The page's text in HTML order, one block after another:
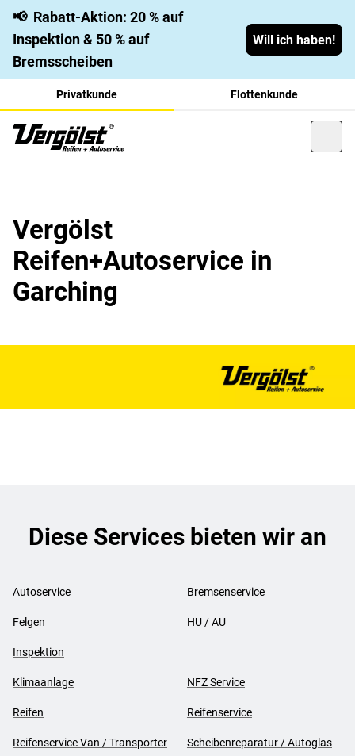
📢 Rabatt-Aktion: 20 % auf
Inspektion & 50 % auf
Bremsscheiben
Will ich haben!
Privatkunde Flottenkunde
Vergölst
Reifen+Autoservice in
Garching
Diese Services bieten wir an
Autoservice Bremsenservice
Felgen HU / AU
Inspektion
Klimaanlage NFZ Service
Reifen Reifenservice
Reifenservice Van / Transporter Scheibenreparatur / Autoglas